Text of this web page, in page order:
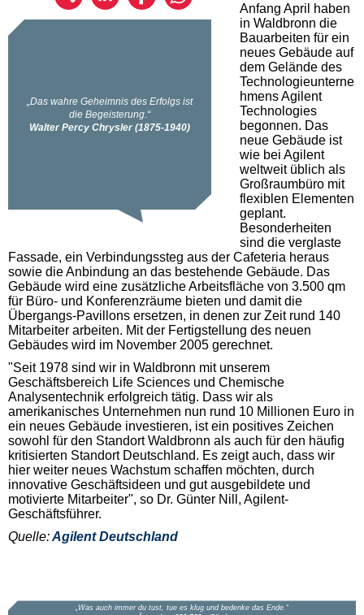
Anfang April haben
in Waldbronn die
Bauarbeiten für ein
neues Gebäude auf
dem Gelände des
Technologieunterne
hmens Agilent
Technologies
begonnen. Das
neue Gebäude ist
wie bei Agilent
weltweit üblich als
Großraumbüro mit
flexiblen Elementen
geplant.
Besonderheiten
sind die verglaste
Fassade, ein Verbindungssteg aus der Cafeteria heraus
sowie die Anbindung an das bestehende Gebäude. Das
Gebäude wird eine zusätzliche Arbeitsfläche von 3.500 qm
für Büro- und Konferenzräume bieten und damit die
Übergangs-Pavillons ersetzen, in denen zur Zeit rund 140
Mitarbeiter arbeiten. Mit der Fertigstellung des neuen
Gebäudes wird im November 2005 gerechnet.
"Seit 1978 sind wir in Waldbronn mit unserem
Geschäftsbereich Life Sciences und Chemische
Analysentechnik erfolgreich tätig. Dass wir als
amerikanisches Unternehmen nun rund 10 Millionen Euro in
ein neues Gebäude investieren, ist ein positives Zeichen
sowohl für den Standort Waldbronn als auch für den häufig
kritisierten Standort Deutschland. Es zeigt auch, dass wir
hier weiter neues Wachstum schaffen möchten, durch
innovative Geschäftsideen und gut ausgebildete und
motivierte Mitarbeiter", so Dr. Günter Nill, Agilent-
Geschäftsführer.
Quelle:Agilent Deutschland